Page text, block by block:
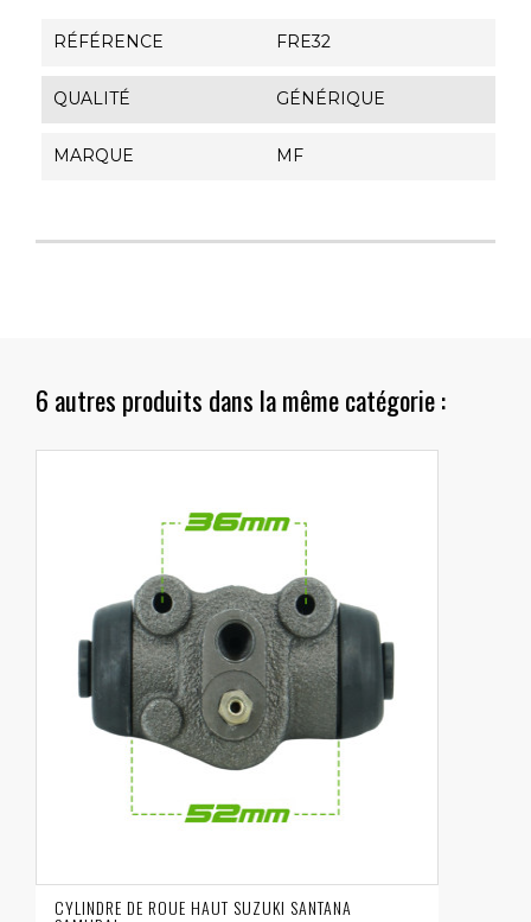
RÉFÉRENCE FRE32
QUALITÉ GÉNÉRIQUE
MARQUE MF
6 autres produits dans la même catégorie :
CYLINDRE DE ROUE HAUT SUZUKI SANTANA